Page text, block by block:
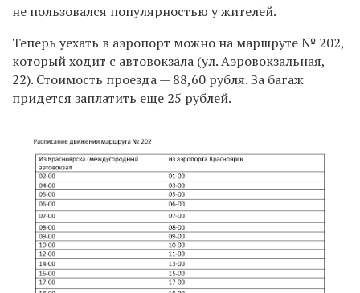
не пользовался популярностью у жителей.
Теперь уехать в аэропорт можно на маршруте № 202,
который ходит с автовокзала (ул. Аэровокзальная,
22). Стоимость проезда — 88,60 рубля. За багаж
придется заплатить еще 25 рублей.